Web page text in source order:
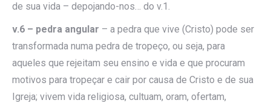
de sua vida – depojando-nos… do v.1.
v.6 – pedra angular – a pedra que vive (Cristo) pode ser
transformada numa pedra de tropeço, ou seja, para
aqueles que rejeitam seu ensino e vida e que procuram
motivos para tropeçar e cair por causa de Cristo e de sua
Igreja; vivem vida religiosa, cultuam, oram, ofertam,